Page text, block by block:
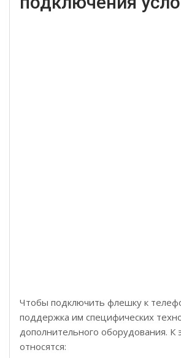
Чтобы подключить флешку к
поддержка им специфических
дополнительного оборудования. К
относятся: